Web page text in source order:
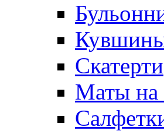
Скатерти
Маты на